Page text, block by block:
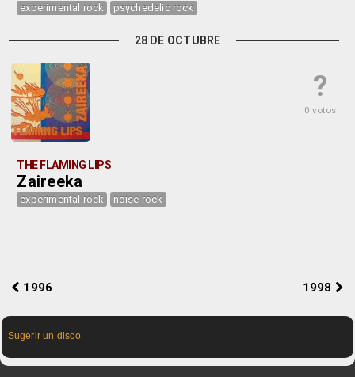
experimental rock psychedelic rock
28 DE OCTUBRE
?
0 votos
THE FLAMING LIPS
Zaireeka
experimental rock noise rock
1996 1998
Sugerir un disco